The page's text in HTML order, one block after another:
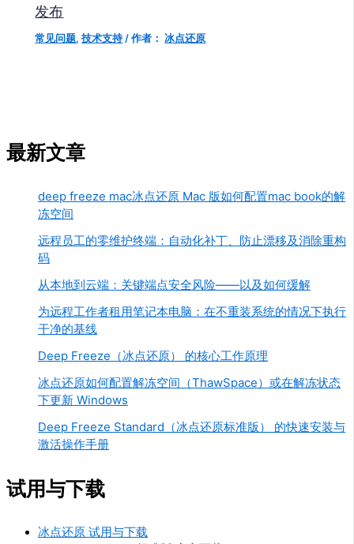
发布
常见问题,技术支持 / 作者： 冰点还原
最新文章
deep freeze mac冰点还原 Mac 版如何配置mac book的解
冻空间
远程员工的零维护终端：自动化补丁、防止漂移及消除重构
码
从本地到云端：关键端点安全风险——以及如何缓解
为远程工作者租用笔记本电脑：在不重装系统的情况下执行
干净的基线
Deep Freeze（冰点还原） 的核心工作原理
冰点还原如何配置解冻空间（ThawSpace）或在解冻状态
下更新 Windows
Deep Freeze Standard（冰点还原标准版） 的快速安装与
激活操作手册
试用与下载
冰点还原 试用与下载